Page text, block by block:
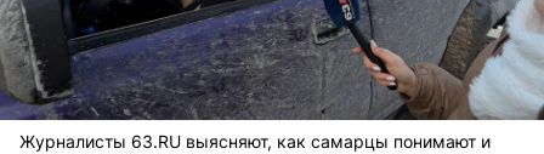
Журналисты 63.RU выясняют, как самарцы понимают и